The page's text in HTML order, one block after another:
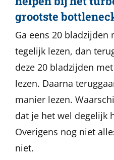
grootste
Ga eens 20 bladzijden
tegelijk lezen, dan
deze 20 bladzijden
lezen. Daarna
manier lezen.
dat je het wel degelijk
Overigens nog niet
niet.